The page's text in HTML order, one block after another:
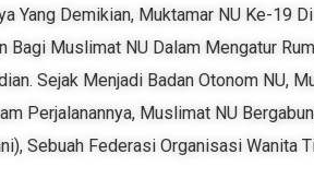
Yang Demikian, Muktamar NU Ke-19
Bagi Muslimat NU Dalam Mengatur
Sejak Menjadi Badan Otonom NU,
Perjalanannya, Muslimat NU
Sebuah Federasi Organisasi